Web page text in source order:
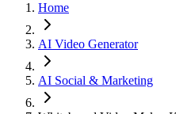
Home
AI Video Generator
AI Social & Marketing